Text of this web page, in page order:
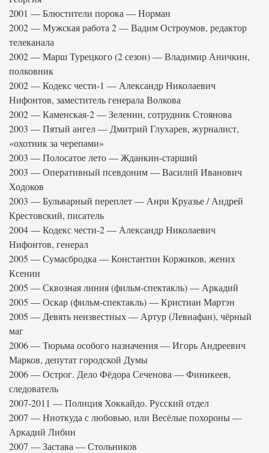
2001 — Блюстители порока — Норман
2002 — Мужская работа 2 — Вадим Остроумов, редактор
телеканала
2002 — Марш Турецкого (2 сезон) — Владимир Аничкин,
полковник
2002 — Кодекс чести-1 — Александр Николаевич
Нифонтов, заместитель генерала Волкова
2002 — Каменская-2 — Зеленин, сотрудник Стоянова
2003 — Пятый ангел — Дмитрий Глухарев, журналист,
«охотник за черепами»
2003 — Полосатое лето — Жданкин-старший
2003 — Оперативный псевдоним — Василий Иванович
Ходоков
2003 — Бульварный переплет — Анри Круазье / Андрей
Крестовский, писатель
2004 — Кодекс чести-2 — Александр Николаевич
Нифонтов, генерал
2005 — Сумасбродка — Константин Коржиков, жених
Ксении
2005 — Сквозная линия (фильм-спектакль) — Аркадий
2005 — Оскар (фильм-спектакль) — Кристиан Мартэн
2005 — Девять неизвестных — Артур (Левиафан), чёрный
маг
2006 — Тюрьма особого назначения — Игорь Андреевич
Марков, депутат городской Думы
2006 — Острог. Дело Фёдора Сеченова — Финикеев,
следователь
2007-2011 — Полиция Хоккайдо. Русский отдел
2007 — Ниоткуда с любовью, или Весёлые похороны —
Аркадий Либин
2007 — Застава — Стольников